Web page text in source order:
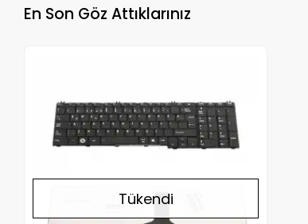
En Son Göz Attıklarınız
Tükendi